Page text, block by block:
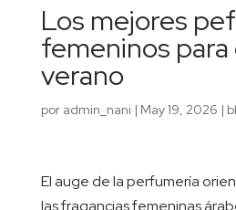
Los mejores
femeninos
verano
por admin_nani | May 19, 2026 |
El auge de la perfumería
las fragancias femeninas